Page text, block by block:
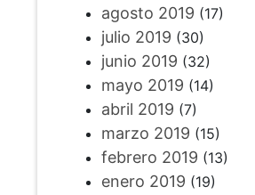
agosto 2019 (17)
julio 2019 (30)
junio 2019 (32)
mayo 2019 (14)
abril 2019 (7)
marzo 2019 (15)
febrero 2019 (13)
enero 2019 (19)